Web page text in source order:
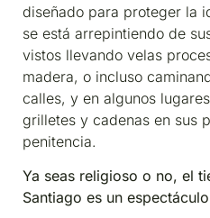
diseñado para proteger la
se está arrepintiendo de
vistos llevando velas
madera, o incluso
calles, y en algunos
grilletes y cadenas en sus
penitencia.
Ya seas religioso o no, el
Santiago es un